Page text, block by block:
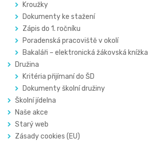
Kroužky
Dokumenty ke stažení
Zápis do 1. ročníku
Poradenská pracoviště v okolí
Bakaláři – elektronická žákovská knížka
Družina
Kritéria přijímaní do ŠD
Dokumenty školní družiny
Školní jídelna
Naše akce
Starý web
Zásady cookies (EU)